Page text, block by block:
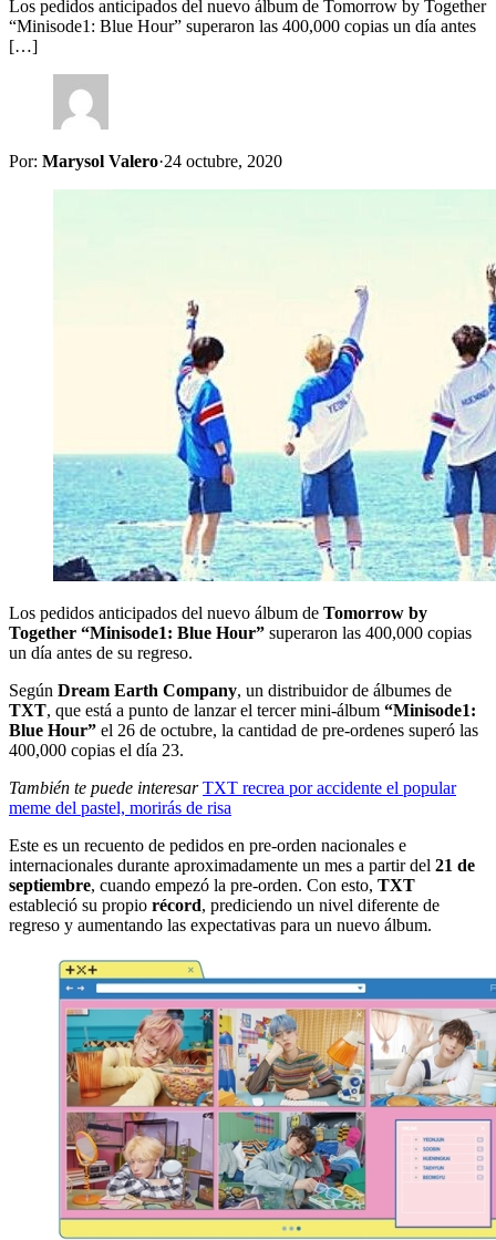
Los pedidos anticipados del nuevo álbum de Tomorrow by Together
“Minisode1: Blue Hour” superaron las 400,000 copias un día antes
[…]
Por: Marysol Valero·24 octubre, 2020
Los pedidos anticipados del nuevo álbum de Tomorrow by
Together “Minisode1: Blue Hour” superaron las 400,000 copias
un día antes de su regreso.
Según Dream Earth Company, un distribuidor de álbumes de
TXT, que está a punto de lanzar el tercer mini-álbum “Minisode1:
Blue Hour” el 26 de octubre, la cantidad de pre-ordenes superó las
400,000 copias el día 23.
También te puede interesar TXT recrea por accidente el popular
meme del pastel, morirás de risa
Este es un recuento de pedidos en pre-orden nacionales e
internacionales durante aproximadamente un mes a partir del 21 de
septiembre, cuando empezó la pre-orden. Con esto, TXT
estableció su propio récord, prediciendo un nivel diferente de
regreso y aumentando las expectativas para un nuevo álbum.